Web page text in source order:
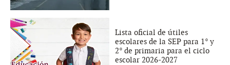
Lista oficial de útiles
escolares de la SEP para 1° y
2° de primaria para el ciclo
escolar 2026-2027